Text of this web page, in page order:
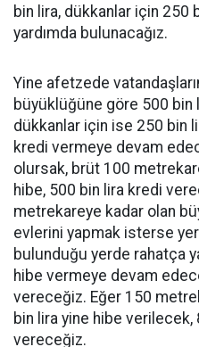
bin lira, dükkanlar için 250
yardımda bulunacağız.
Yine afetzede
büyüklüğüne göre 500 bin
dükkanlar için ise 250 bin
kredi vermeye devam
olursak, brüt 100
hibe, 500 bin lira kredi
metrekareye kadar olan
evlerini yapmak isterse
bulunduğu yerde rahatça
hibe vermeye devam
vereceğiz. Eğer 150
bin lira yine hibe verilecek,
vereceğiz.